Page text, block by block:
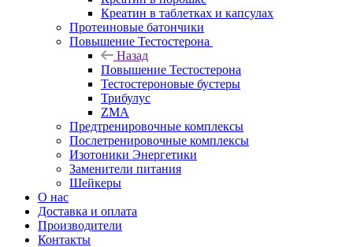
Креатин в таблетках и капсулах
Протеиновые батончики
Повышение Тестостерона
Назад
Повышение Тестостерона
Тестостероновые бустеры
Трибулус
ZMA
Предтренировочные комплексы
Послетренировочные комплексы
Изотоники Энергетики
Заменители питания
Шейкеры
О нас
Доставка и оплата
Производители
Контакты